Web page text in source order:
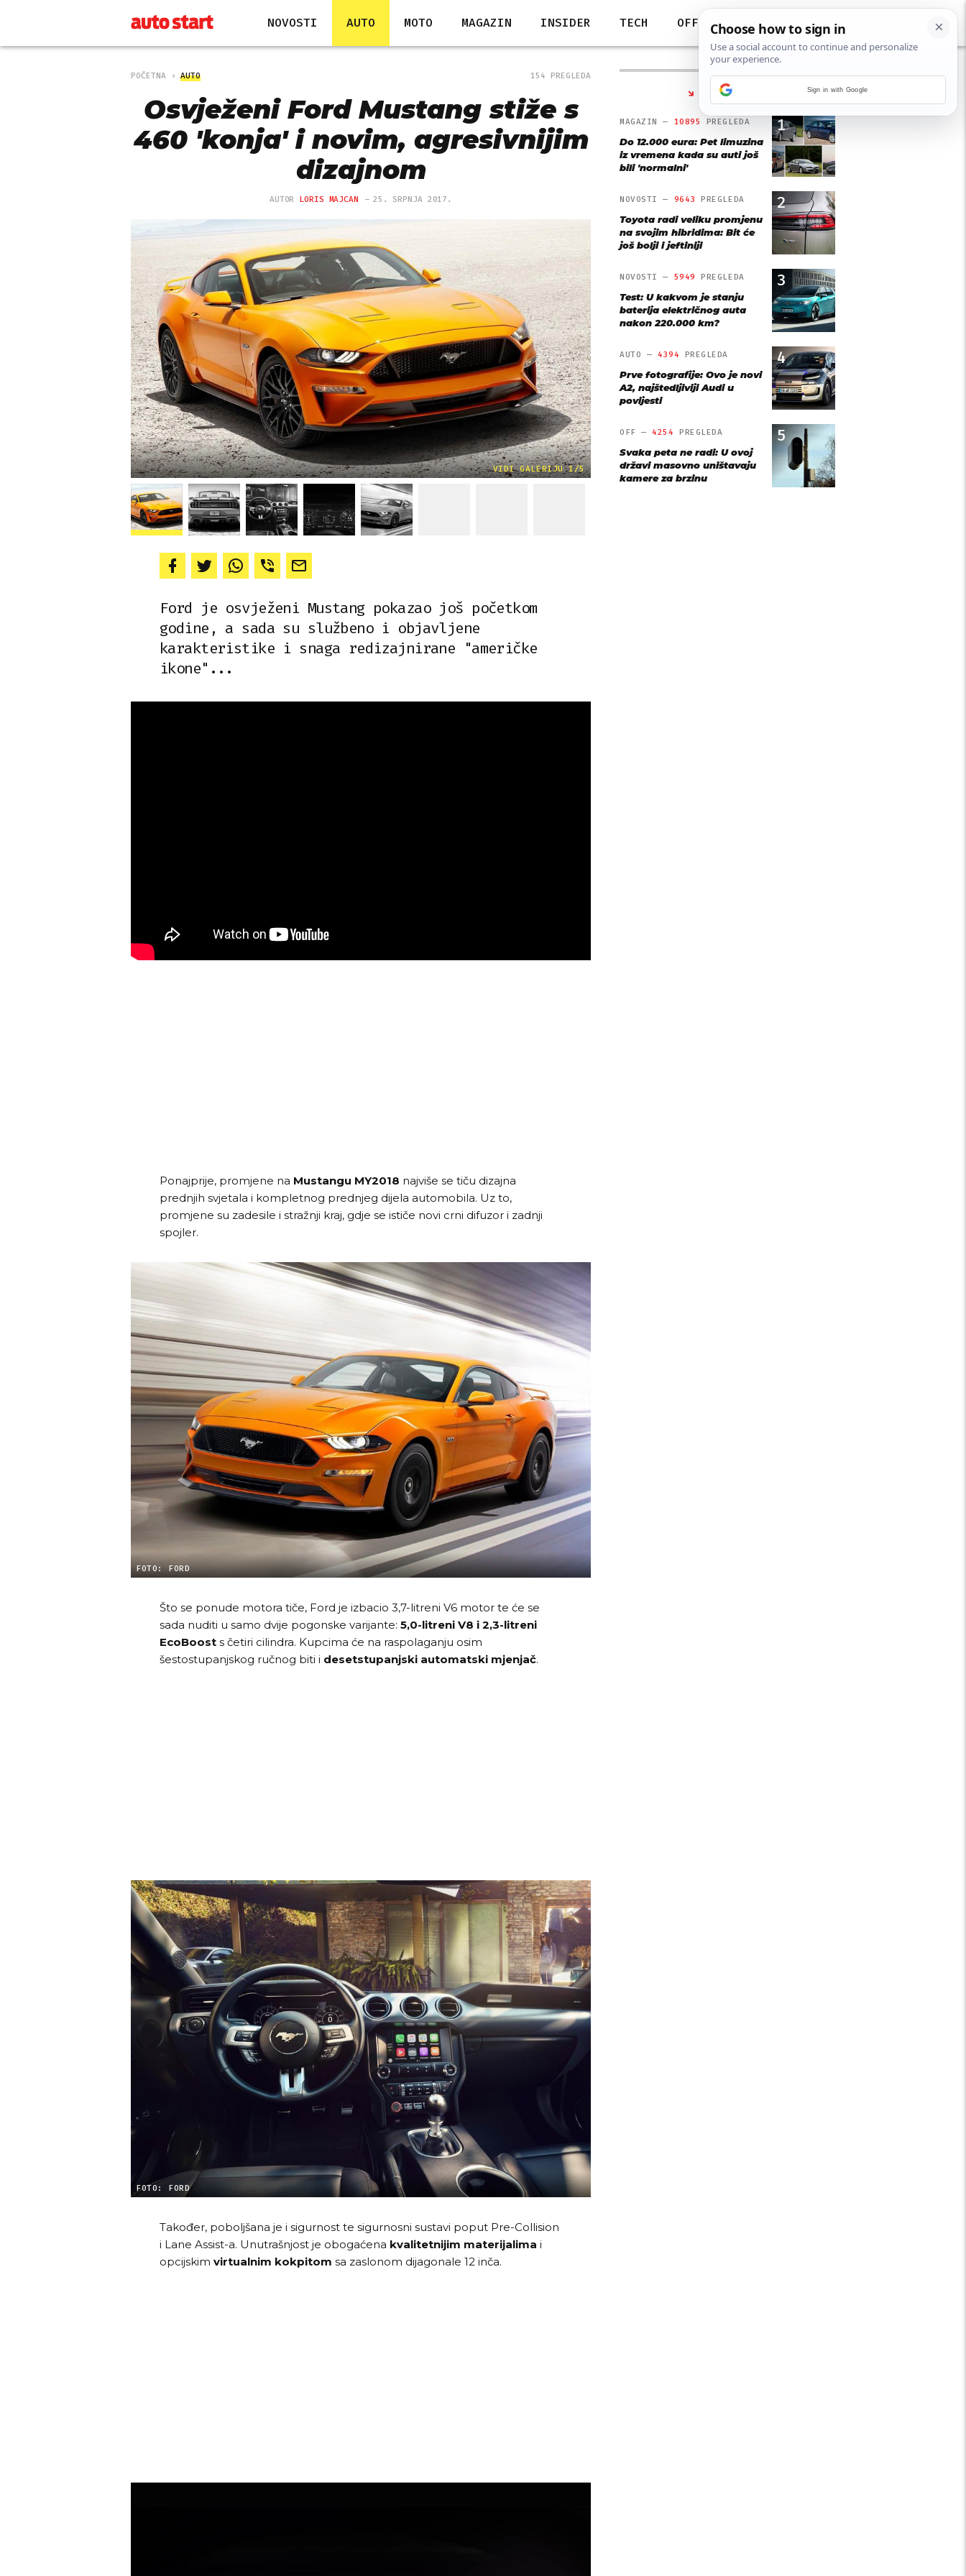
NOVOSTI AUTO MOTO MAGAZIN INSIDER TECH OFF
POČETNA AUTO 154 PREGLEDA
Osvježeni Ford Mustang stiže s
460 'konja' i novim, agresivnijim
dizajnom
AUTOR LORIS MAJCAN 25. SRPNJA 2017.
VIDI GALERIJU 1/5
Ford je osvježeni Mustang pokazao još početkom
godine, a sada su službeno i objavljene
karakteristike i snaga redizajnirane "američke
ikone"...
Ponajprije, promjene na Mustangu MY2018 najviše se tiču dizajna
prednjih svjetala i kompletnog prednjeg dijela automobila. Uz to,
promjene su zadesile i stražnji kraj, gdje se ističe novi crni difuzor i zadnji
spojler.
FOTO: FORD
Što se ponude motora tiče, Ford je izbacio 3,7-litreni V6 motor te će se
sada nuditi u samo dvije pogonske varijante: 5,0-litreni V8 i 2,3-litreni
EcoBoost s četiri cilindra. Kupcima će na raspolaganju osim
šestostupanjskog ručnog biti i desetstupanjski automatski mjenjač.
FOTO: FORD
Također, poboljšana je i sigurnost te sigurnosni sustavi poput Pre-Collision
i Lane Assist-a. Unutrašnjost je obogaćena kvalitetnijim materijalima i
opcijskim virtualnim kokpitom sa zaslonom dijagonale 12 inča.
NAJČITANIJE
1
MAGAZIN — 10895 PREGLEDA
Do 12.000 eura: Pet limuzina
iz vremena kada su auti još
bili 'normalni'
2
NOVOSTI — 9643 PREGLEDA
Toyota radi veliku promjenu
na svojim hibridima: Bit će
još bolji i jeftiniji
3
NOVOSTI — 5949 PREGLEDA
Test: U kakvom je stanju
baterija električnog auta
nakon 220.000 km?
4
AUTO — 4394 PREGLEDA
Prve fotografije: Ovo je novi
A2, najštedljiviji Audi u
povijesti
5
OFF —4254 PREGLEDA
Svaka peta ne radi: U ovoj
državi masovno uništavaju
kamere za brzinu
Sign in with Google